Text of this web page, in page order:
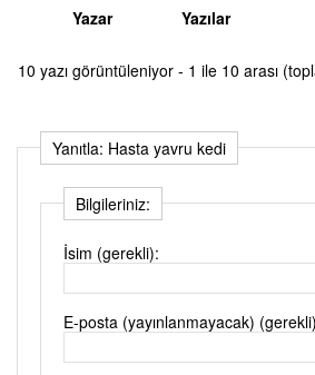
Yazar Yazılar
10 yazı görüntüleniyor - 1 ile 10 arası
Yanıtla: Hasta yavru kedi
Bilgileriniz:
İsim (gerekli):
E-posta (yayınlanmayacak)